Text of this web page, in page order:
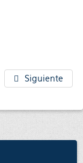
Siguiente